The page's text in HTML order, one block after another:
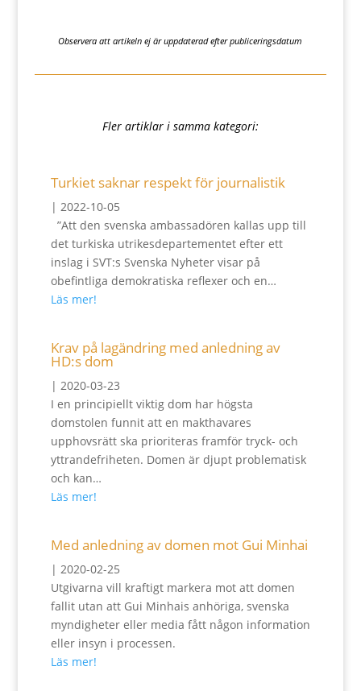
Observera att artikeln ej är uppdaterad efter publiceringsdatum
Fler artiklar i samma kategori:
Turkiet saknar respekt för journalistik
| 2022-10-05
”Att den svenska ambassadören kallas upp till
det turkiska utrikesdepartementet efter ett
inslag i SVT:s Svenska Nyheter visar på
obefintliga demokratiska reflexer och en…
Läs mer!
Krav på lagändring med anledning av
HD:s dom
| 2020-03-23
I en principiellt viktig dom har högsta
domstolen funnit att en makthavares
upphovsrätt ska prioriteras framför tryck- och
yttrandefriheten. Domen är djupt problematisk
och kan…
Läs mer!
Med anledning av domen mot Gui Minhai
| 2020-02-25
Utgivarna vill kraftigt markera mot att domen
fallit utan att Gui Minhais anhöriga, svenska
myndigheter eller media fått någon information
eller insyn i processen.
Läs mer!